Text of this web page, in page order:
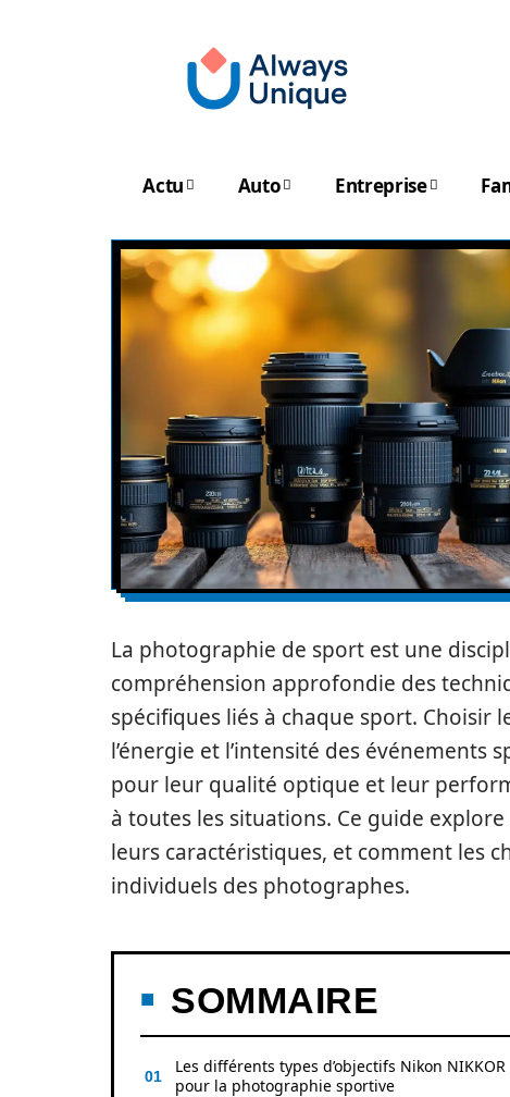
Actu Auto Entreprise
La photographie de sport est une
compréhension approfondie des
spécifiques liés à chaque sport.
l’énergie et l’intensité des événements
pour leur qualité optique et leur
à toutes les situations. Ce guide
leurs caractéristiques, et comment les
individuels des photographes.
SOMMAIRE
Les différents types d’objectifs Nikon NIKKOR
pour la photographie sportive